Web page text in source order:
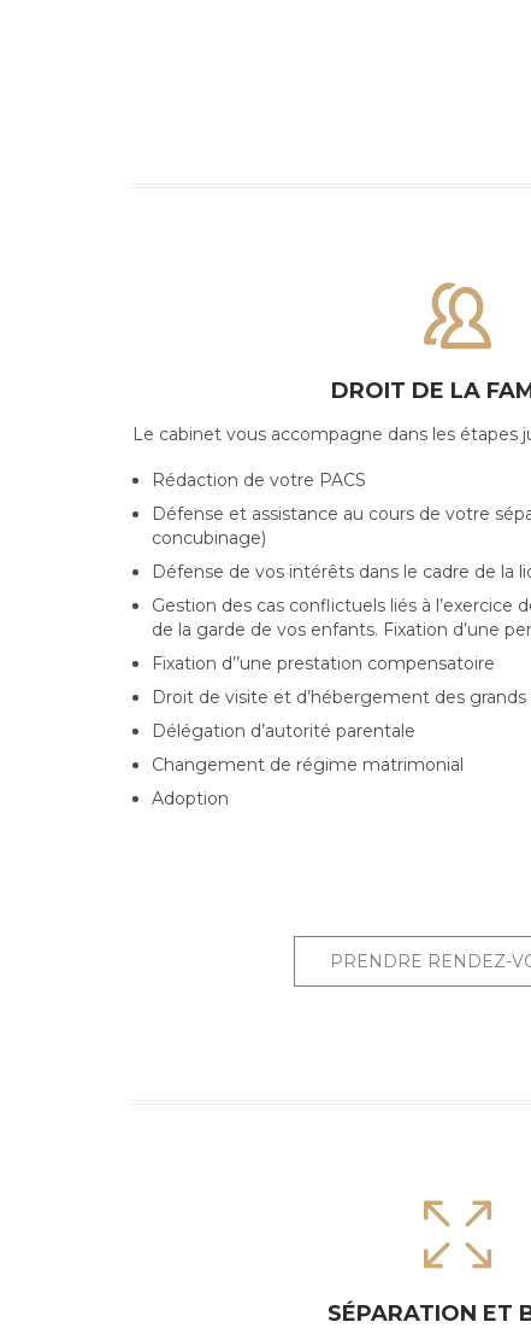

DROIT DE LA
Le cabinet vous accompagne dans les étapes
Rédaction de votre PACS
Défense et assistance au cours de votre
concubinage)
Défense de vos intérêts dans le cadre de la
Gestion des cas conflictuels liés à l’exercice
de la garde de vos enfants. Fixation d’une
Fixation d’’une prestation compensatoire
Droit de visite et d’hébergement des
Délégation d’autorité parentale
Changement de régime matrimonial
Adoption
PRENDRE RENDEZ-

SÉPARATION ET